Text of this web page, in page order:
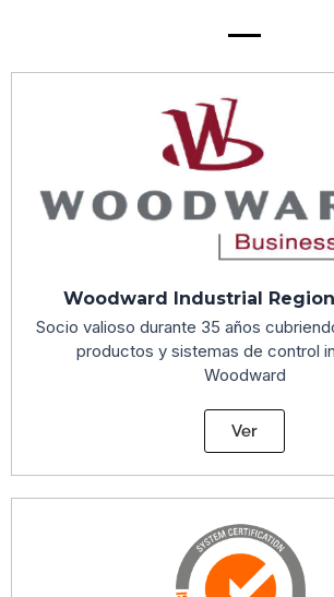
Woodward Industrial
Socio valioso durante 35 años
productos y sistemas de control
Woodward
Ver